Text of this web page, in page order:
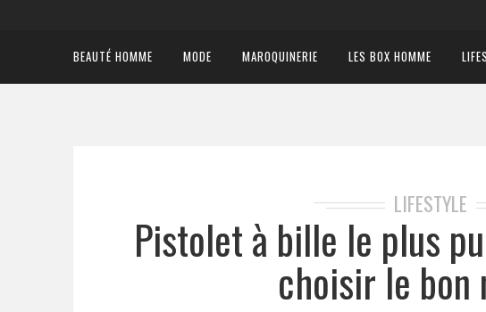
BEAUTÉ HOMME MODE MAROQUINERIE LES BOX HOMME
LIFESTYLE
Pistolet à bille le plus
choisir le bon